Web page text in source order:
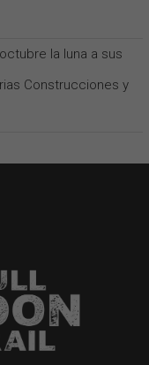
la luna a sus
Construcciones y